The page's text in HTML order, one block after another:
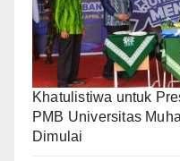
Khatulistiwa untuk
PMB Universitas
Dimulai